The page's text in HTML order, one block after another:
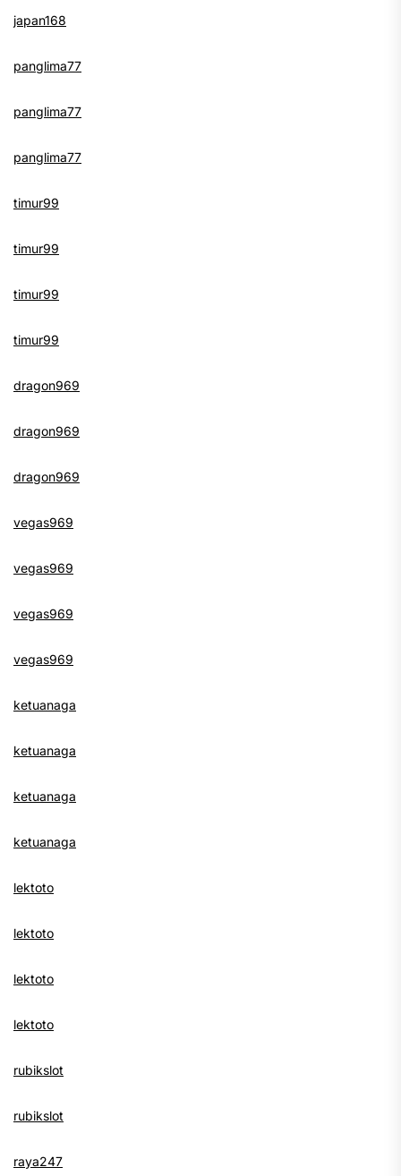
japan168
panglima77
panglima77
panglima77
timur99
timur99
timur99
timur99
dragon969
dragon969
dragon969
vegas969
vegas969
vegas969
vegas969
ketuanaga
ketuanaga
ketuanaga
ketuanaga
lektoto
lektoto
lektoto
lektoto
rubikslot
rubikslot
raya247